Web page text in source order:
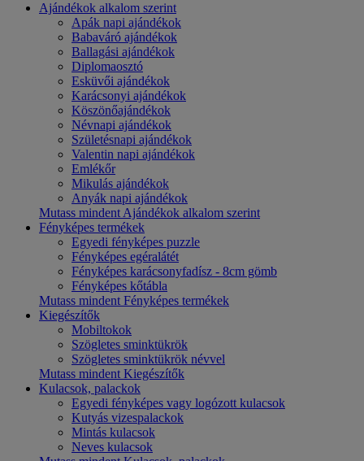
Ajándékok alkalom szerint
Apák napi ajándékok
Babaváró ajándékok
Ballagási ajándékok
Diplomaosztó
Esküvői ajándékok
Karácsonyi ajándékok
Köszönőajándékok
Névnapi ajándékok
Születésnapi ajándékok
Valentin napi ajándékok
Emlékőr
Mikulás ajándékok
Anyák napi ajándékok
Mutass mindent Ajándékok alkalom szerint
Fényképes termékek
Egyedi fényképes puzzle
Fényképes egéralátét
Fényképes karácsonyfadísz - 8cm gömb
Fényképes kőtábla
Mutass mindent Fényképes termékek
Kiegészítők
Mobiltokok
Szögletes sminktükrök
Szögletes sminktükrök névvel
Mutass mindent Kiegészítők
Kulacsok, palackok
Egyedi fényképes vagy logózott kulacsok
Kutyás vizespalackok
Mintás kulacsok
Neves kulacsok